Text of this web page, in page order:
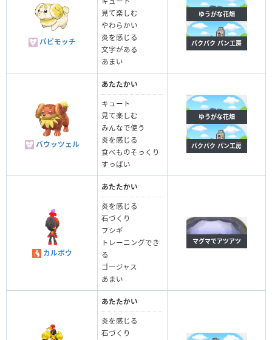
パピモッチ
見て楽しむ
やわらかい
炎を感じる
文字がある
あまい
ゆうがな花畑
パクパク パン工房
バウッツェル
あたたかい
キュート
見て楽しむ
みんなで使う
炎を感じる
食べものそっくり
すっぱい
ゆうがな花畑
パクパク パン工房
カルボウ
あたたかい
炎を感じる
石づくり
フシギ
トレーニングでき
る
ゴージャス
あまい
マグマでアツアツ
あたたかい
炎を感じる
石づくり